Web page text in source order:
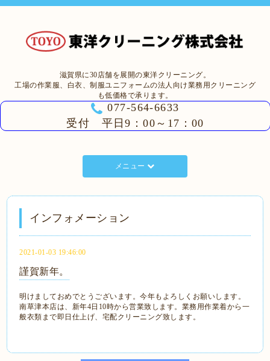
滋賀県に30店舗を展開の東洋クリーニング。
工場の作業服、白衣、制服ユニフォームの法人向け業務用クリーニング
も低価格で承ります。
077-564-6633
受付 平日9：00～17：00
メニュー
インフォメーション
2021-01-03 19:46:00
謹賀新年。
明けましておめでとうございます。今年もよろしくお願いします。
南草津本店は、新年4日10時から営業致します。業務用作業着から一
般衣類まで即日仕上げ、宅配クリーニング致します。